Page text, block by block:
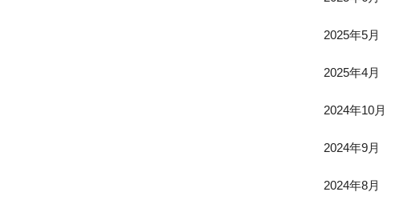
2025年5月
2025年4月
2024年10月
2024年9月
2024年8月